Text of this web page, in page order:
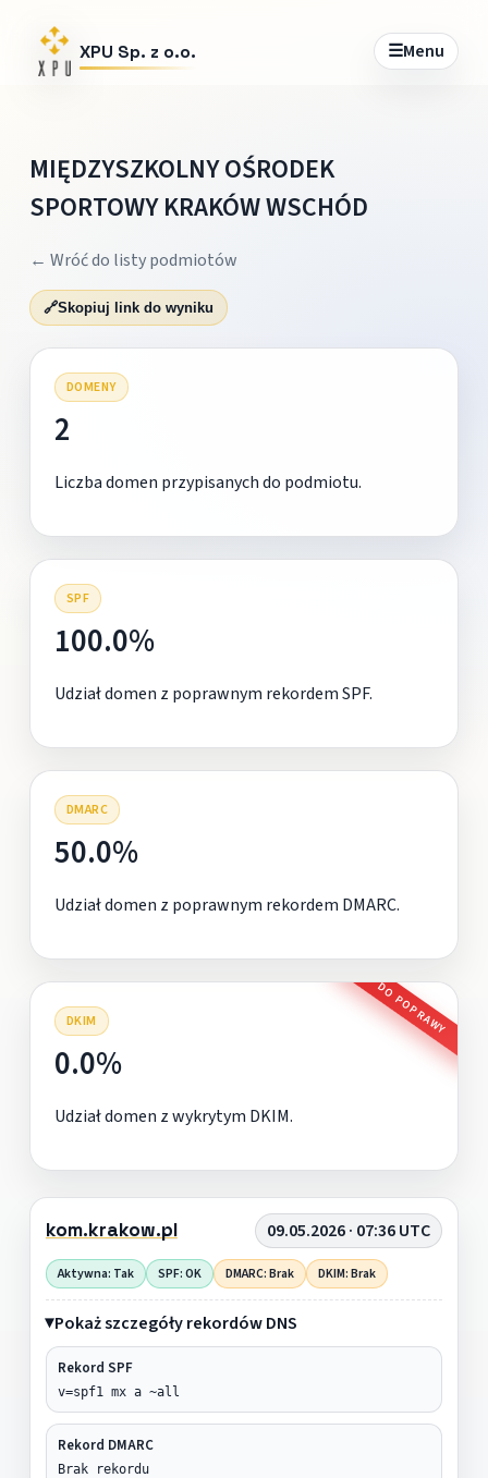
XPU Sp. z o.o. ☰Menu
MIĘDZYSZKOLNY OŚRODEK
SPORTOWY KRAKÓW WSCHÓD
← Wróć do listy podmiotów
🔗Skopiuj link do wyniku
DOMENY
2
Liczba domen przypisanych do podmiotu.
SPF
100.0%
Udział domen z poprawnym rekordem SPF.
DMARC
50.0%
Udział domen z poprawnym rekordem DMARC.
DKIM DO POPRAWY
0.0%
Udział domen z wykrytym DKIM.
kom.krakow.pl 09.05.2026 · 07:36 UTC
Aktywna: Tak SPF: OK DMARC: Brak DKIM: Brak
Pokaż szczegóły rekordów DNS
Rekord SPF
v=spf1 mx a ~all
Rekord DMARC
Brak rekordu